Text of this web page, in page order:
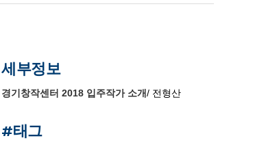
세부정보
경기창작센터 2018 입주작가 소개/ 전형산
#태그